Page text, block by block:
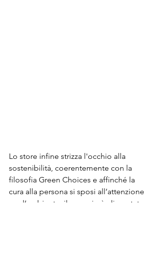
Lo store infine strizza l'occhio alla
sostenibilità, coerentemente con la
filosofia Green Choices e affinché la
cura alla persona si sposi all’attenzione
per l’ambiente, il negozio è alimentato